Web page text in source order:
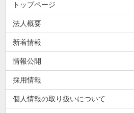
トップページ
法人概要
新着情報
情報公開
採用情報
個人情報の取り扱いについて